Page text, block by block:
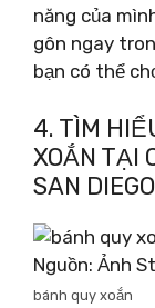
năng của
gôn ngay
bạn có thể
4. TÌM
XOẮN TẠI
SAN DIEGO
Nguồn: Ảnh
bánh quy xoắn